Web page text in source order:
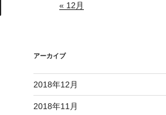
« 12月
アーカイブ
2018年12月
2018年11月